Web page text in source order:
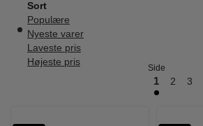
Sort
Populære
Nyeste varer
Laveste pris
Højeste pris
Side
1 2 3